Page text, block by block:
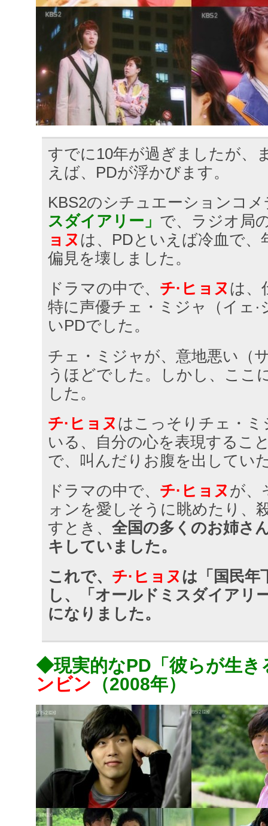
すでに10年が過ぎましたが、
えば、PDが浮かびます。
KBS2のシチュエーションコ
スダイアリー」 で、ラジオ局
ョヌ は、PDといえば冷血で、
偏見を壊しました。
ドラマの中で、 チ·ヒョヌ は、
特に声優チェ・ミジャ（イェ
いPDでした。
チェ・ミジャが、意地悪い（
うほどでした。しかし、ここ
した。
チ·ヒョヌ はこっそりチェ・
いる、自分の心を表現するこ
で、叫んだりお腹を出してい
ドラマの中で、 チ·ヒョヌ が、
ォンを愛しそうに眺めたり、
すとき、 全国の多くのお姉さ
キしていました。
これで、 チ·ヒョヌ は「国民年
し、「オールドミスダイアリ
になりました。
◆現実的なPD「彼らが生き
ンビン （2008年）